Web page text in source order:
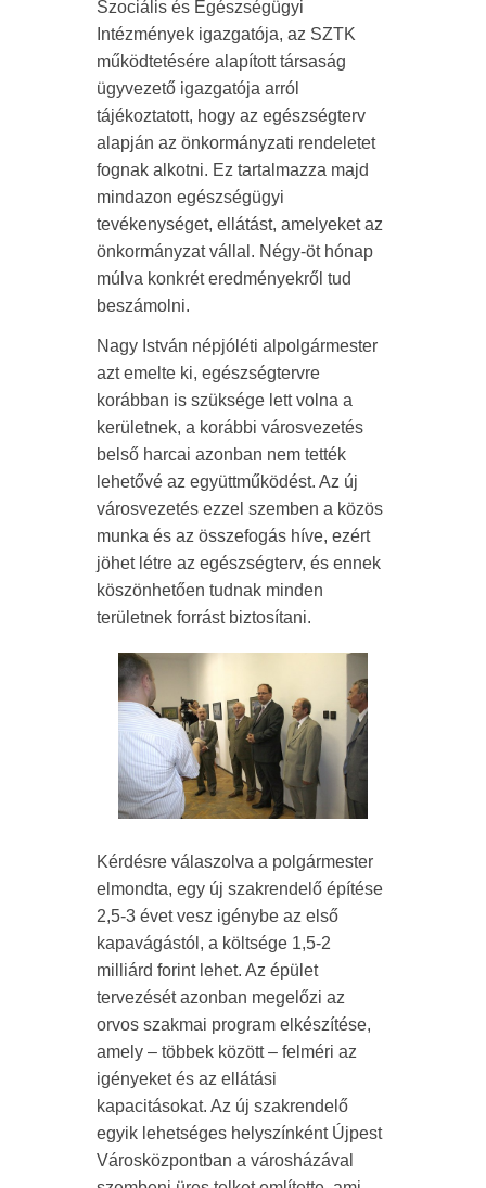
Szociális és Egészségügyi
Intézmények igazgatója, az SZTK
működtetésére alapított társaság
ügyvezető igazgatója arról
tájékoztatott, hogy az egészségterv
alapján az önkormányzati rendeletet
fognak alkotni. Ez tartalmazza majd
mindazon egészségügyi
tevékenységet, ellátást, amelyeket az
önkormányzat vállal. Négy-öt hónap
múlva konkrét eredményekről tud
beszámolni.
Nagy István népjóléti alpolgármester
azt emelte ki, egészségtervre
korábban is szüksége lett volna a
kerületnek, a korábbi városvezetés
belső harcai azonban nem tették
lehetővé az együttműködést. Az új
városvezetés ezzel szemben a közös
munka és az összefogás híve, ezért
jöhet létre az egészségterv, és ennek
köszönhetően tudnak minden
területnek forrást biztosítani.
Kérdésre válaszolva a polgármester
elmondta, egy új szakrendelő építése
2,5-3 évet vesz igénybe az első
kapavágástól, a költsége 1,5-2
milliárd forint lehet. Az épület
tervezését azonban megelőzi az
orvos szakmai program elkészítése,
amely – többek között – felméri az
igényeket és az ellátási
kapacitásokat. Az új szakrendelő
egyik lehetséges helyszínként Újpest
Városközpontban a városházával